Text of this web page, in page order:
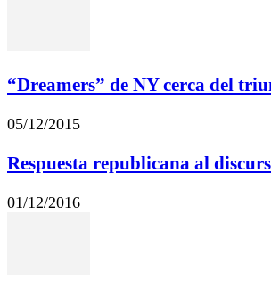
“Dreamers” de NY cerca del
05/12/2015
Respuesta republicana al
01/12/2016